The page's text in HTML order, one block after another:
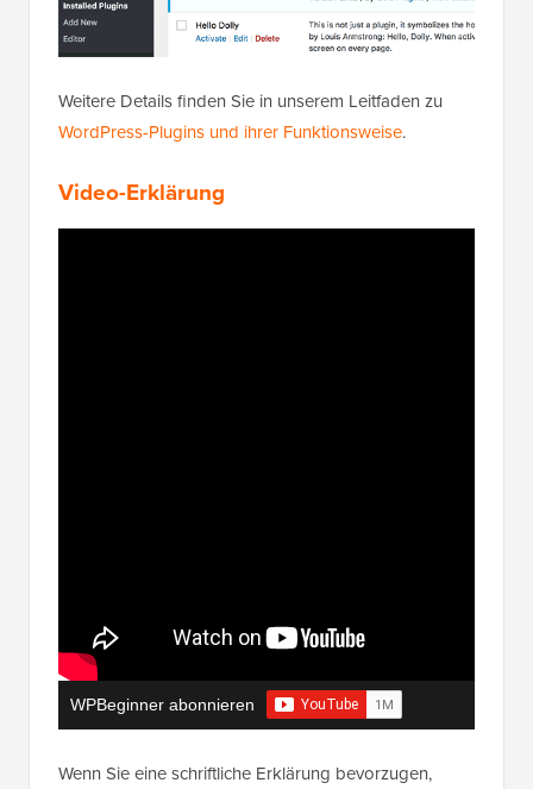
Weitere Details finden Sie in unserem Leitfaden zu
WordPress-Plugins und ihrer Funktionsweise.
Video-Erklärung
WPBeginner abonnieren
Wenn Sie eine schriftliche Erklärung bevorzugen,